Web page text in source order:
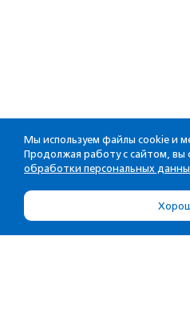
Мы используем файлы cookie и
Продолжая работу с сайтом, вы
обработки персональных